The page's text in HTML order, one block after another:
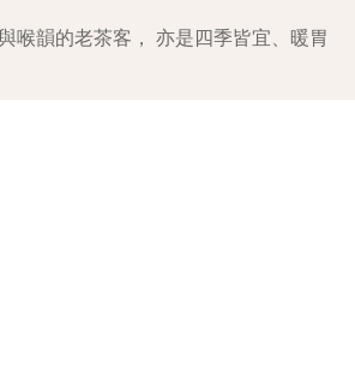
喉韻的老茶客， 亦是四季皆宜、暖胃